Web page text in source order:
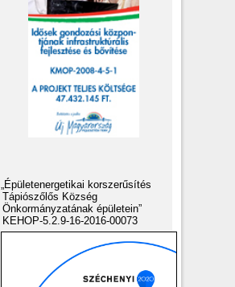
„Épületenergetikai korszerűsítés
Tápiószőlős Község
Önkormányzatának épületein”
KEHOP-5.2.9-16-2016-00073